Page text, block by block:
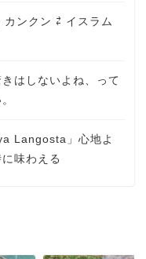
ンクン ⇄ イスラム
はしないよね、って
Langosta」心地よ
味わえる